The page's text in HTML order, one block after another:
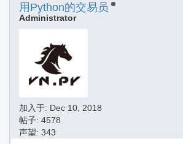
用Python的交易员
Administrator
加入于: Dec 10, 2018
帖子: 4578
声望: 343